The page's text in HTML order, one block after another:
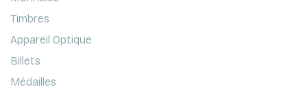
Timbres
Appareil Optique
Billets
Médailles